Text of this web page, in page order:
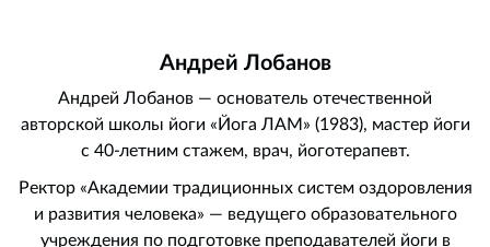
Андрей Лобанов
Андрей Лобанов — основатель отечественной
авторской школы йоги «Йога ЛАМ» (1983), мастер йоги
с 40-летним стажем, врач, йоготерапевт.
Ректор «Академии традиционных систем оздоровления
и развития человека» — ведущего образовательного
учреждения по подготовке преподавателей йоги в